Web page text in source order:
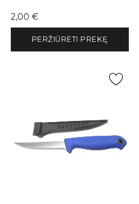
Kaina
2,00 €
PERŽIŪRĖTI PREKĘ